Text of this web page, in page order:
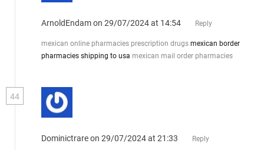
ArnoldEndamon 29/07/2024 at 14:54 Reply
mexican online pharmacies prescription drugs mexican border
pharmacies shipping to usa mexican mail order pharmacies
44
Dominictrareon 29/07/2024 at 21:33 Reply